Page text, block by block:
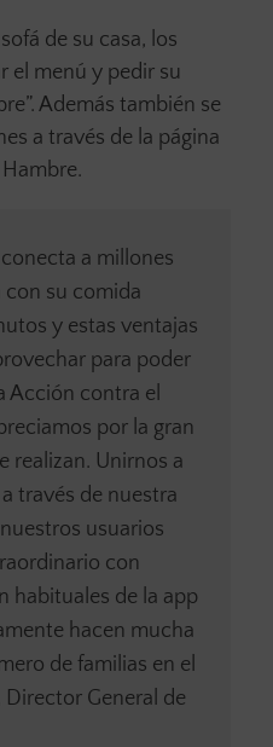
de su casa, los
el menú y pedir su
Además también se
a través de la página
a millones
con su comida
y estas ventajas
para poder
Acción contra el
por la gran
realizan. Unirnos a
través de nuestra
usuarios
con
habituales de la app
hacen mucha
de familias en el
General de